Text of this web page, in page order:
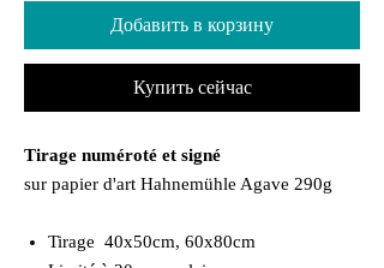
Добавить в корзину
Купить сейчас
Tirage numéroté et signé
sur papier d'art Hahnemühle Agave 290g
Tirage 40x50cm, 60x80cm